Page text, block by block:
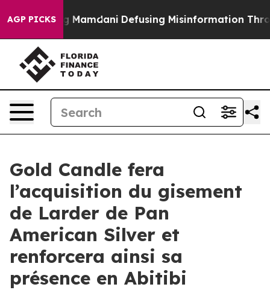
AGP PICKS
Mamdani Defusing Misinformation Through
Gold Candle fera
l’acquisition du gisement
de Larder de Pan
American Silver et
renforcera ainsi sa
présence en Abitibi